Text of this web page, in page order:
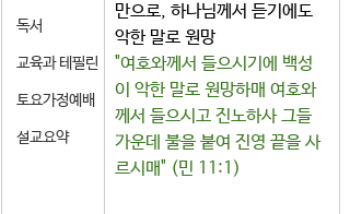
독서
교육과 테필린
토요가정예배
설교요약
만으로, 하나님께서 듣기에도
악한 말로 원망
"여호와께서 들으시기에 백성
이 악한 말로 원망하매 여호와
께서 들으시고 진노하사 그들
가운데 불을 붙여 진영 끝을 사
르시매" (민 11:1)